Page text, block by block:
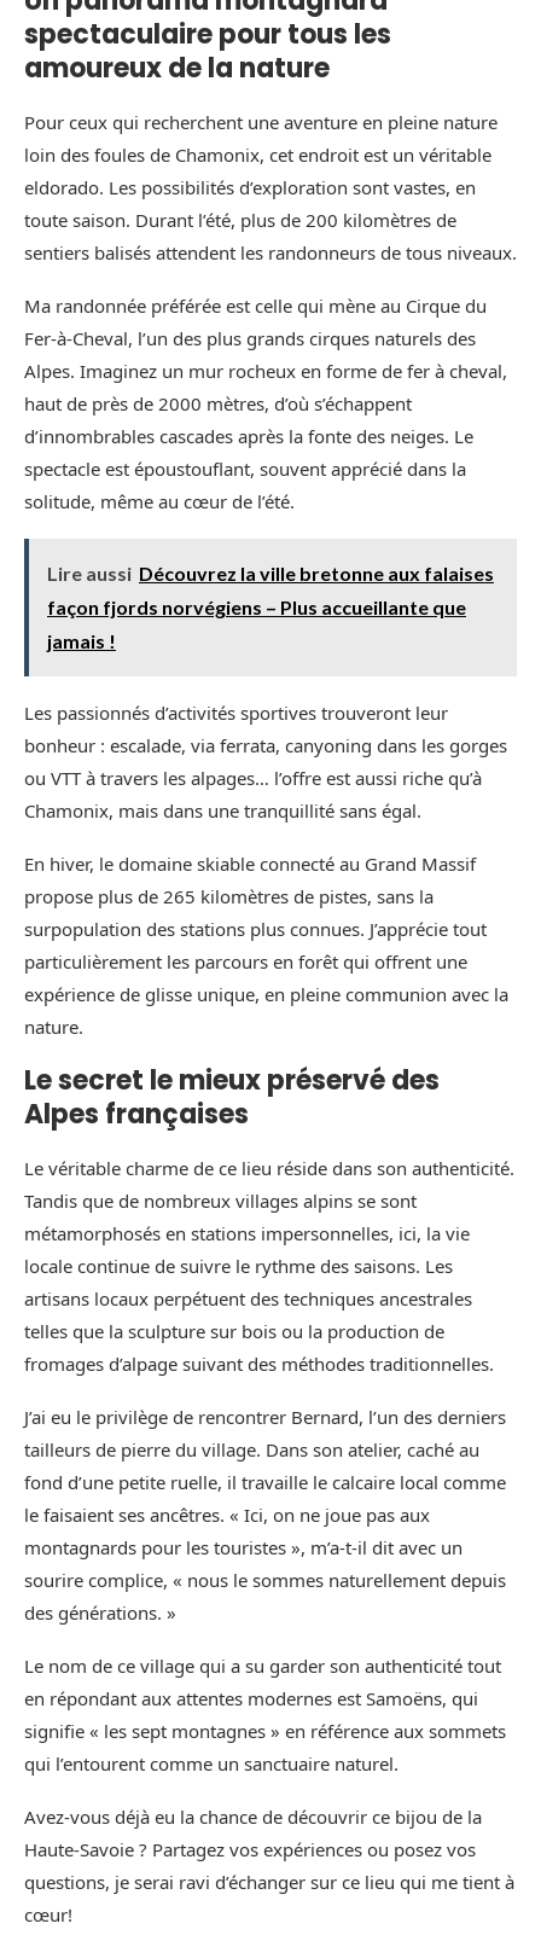
spectaculaire pour tous les
amoureux de la nature
Pour ceux qui recherchent une aventure en pleine nature
loin des foules de Chamonix, cet endroit est un véritable
eldorado. Les possibilités d’exploration sont vastes, en
toute saison. Durant l’été, plus de 200 kilomètres de
sentiers balisés attendent les randonneurs de tous niveaux.
Ma randonnée préférée est celle qui mène au Cirque du
Fer-à-Cheval, l’un des plus grands cirques naturels des
Alpes. Imaginez un mur rocheux en forme de fer à cheval,
haut de près de 2000 mètres, d’où s’échappent
d’innombrables cascades après la fonte des neiges. Le
spectacle est époustouflant, souvent apprécié dans la
solitude, même au cœur de l’été.
Lire aussi Découvrez la ville bretonne aux falaises
façon fjords norvégiens – Plus accueillante que
jamais !
Les passionnés d’activités sportives trouveront leur
bonheur : escalade, via ferrata, canyoning dans les gorges
ou VTT à travers les alpages… l’offre est aussi riche qu’à
Chamonix, mais dans une tranquillité sans égal.
En hiver, le domaine skiable connecté au Grand Massif
propose plus de 265 kilomètres de pistes, sans la
surpopulation des stations plus connues. J’apprécie tout
particulièrement les parcours en forêt qui offrent une
expérience de glisse unique, en pleine communion avec la
nature.
Le secret le mieux préservé des
Alpes françaises
Le véritable charme de ce lieu réside dans son authenticité.
Tandis que de nombreux villages alpins se sont
métamorphosés en stations impersonnelles, ici, la vie
locale continue de suivre le rythme des saisons. Les
artisans locaux perpétuent des techniques ancestrales
telles que la sculpture sur bois ou la production de
fromages d’alpage suivant des méthodes traditionnelles.
J’ai eu le privilège de rencontrer Bernard, l’un des derniers
tailleurs de pierre du village. Dans son atelier, caché au
fond d’une petite ruelle, il travaille le calcaire local comme
le faisaient ses ancêtres. « Ici, on ne joue pas aux
montagnards pour les touristes », m’a-t-il dit avec un
sourire complice, « nous le sommes naturellement depuis
des générations. »
Le nom de ce village qui a su garder son authenticité tout
en répondant aux attentes modernes est Samoëns, qui
signifie « les sept montagnes » en référence aux sommets
qui l’entourent comme un sanctuaire naturel.
Avez-vous déjà eu la chance de découvrir ce bijou de la
Haute-Savoie ? Partagez vos expériences ou posez vos
questions, je serai ravi d’échanger sur ce lieu qui me tient à
cœur!